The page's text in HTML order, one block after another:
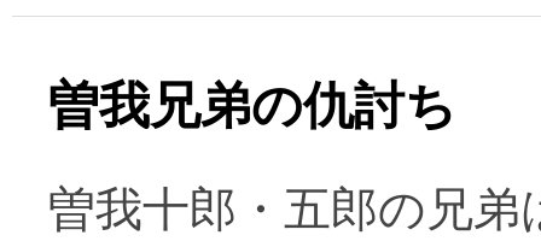
曽我兄弟の仇討ち
曽我十郎・五郎の兄